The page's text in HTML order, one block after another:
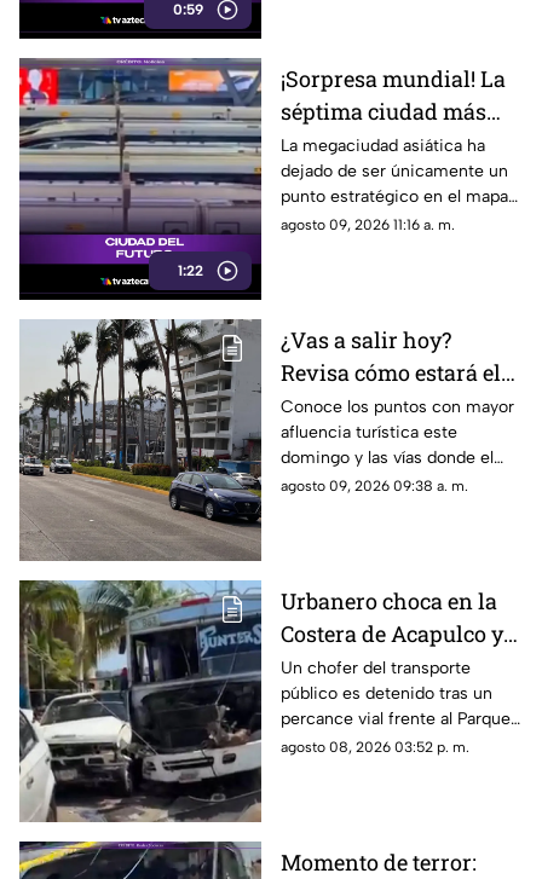
0:59
1:22
¡Sorpresa mundial! La
séptima ciudad más
grande de China ahora
domina la
investigación científica
global
La megaciudad asiática ha
dejado de ser únicamente un
punto estratégico en el mapa
regional para transformarse en
agosto 09, 2026 11:16 a. m.
¿Vas a salir hoy?
Revisa cómo estará el
tránsito en el puerto de
Acapulco
Conoce los puntos con mayor
afluencia turística este
domingo y las vías donde el
mal estado del asfalto frenará
agosto 09, 2026 09:38 a. m.
Urbanero choca en la
Costera de Acapulco y
ocasiona severos
daños
Un chofer del transporte
público es detenido tras un
percance vial frente al Parque
de la Reina.
agosto 08, 2026 03:52 p. m.
Momento de terror: